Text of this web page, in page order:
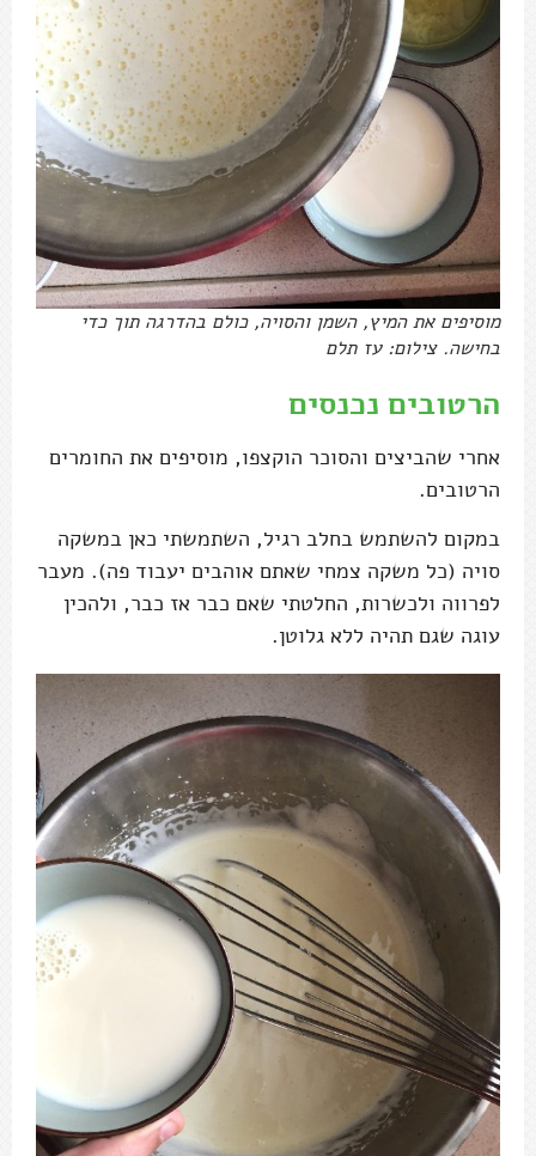
מוסיפים את המיץ, השמן והסויה, כולם בהדרגה תוך כדי
בחישה. צילום: עז תלם
הרטובים נכנסים
אחרי שהביצים והסוכר הוקצפו, מוסיפים את החומרים
הרטובים.
במקום להשתמש בחלב רגיל, השתמשתי כאן במשקה
סויה (כל משקה צמחי שאתם אוהבים יעבוד פה). מעבר
לפרווה ולכשרות, החלטתי שאם כבר אז כבר, ולהכין
עוגה שגם תהיה ללא גלוטן.